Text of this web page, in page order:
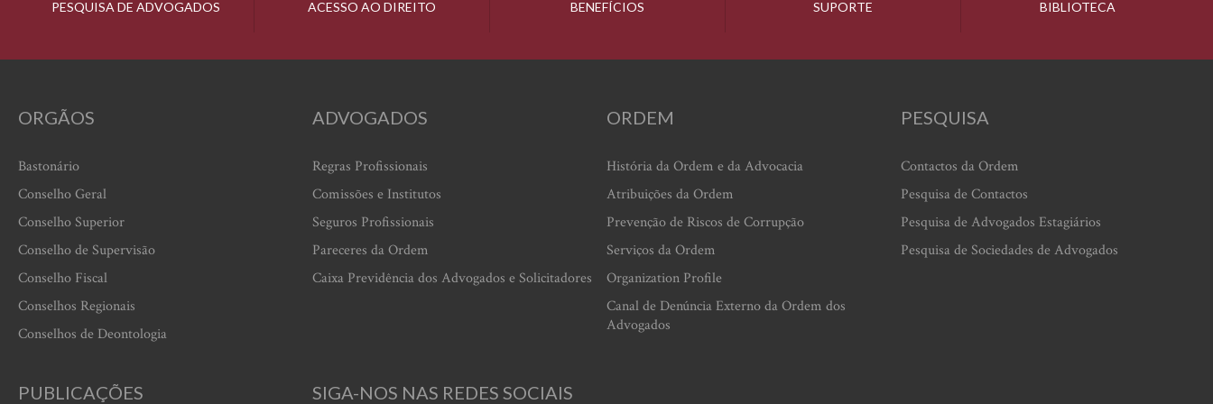
PESQUISA DE ADVOGADOS ACESSO AO DIREITO BENEFÍCIOS SUPORTE BIBLIOTECA
ORGÃOS
Bastonário
Conselho Geral
Conselho Superior
Conselho de Supervisão
Conselho Fiscal
Conselhos Regionais
Conselhos de Deontologia
ADVOGADOS
Regras Profissionais
Comissões e Institutos
Seguros Profissionais
Pareceres da Ordem
Caixa Previdência dos Advogados e Solicitadores
ORDEM
História da Ordem e da Advocacia
Atribuições da Ordem
Prevenção de Riscos de Corrupção
Serviços da Ordem
Organization Profile
Canal de Denúncia Externo da Ordem dos
Advogados
PESQUISA
Contactos da Ordem
Pesquisa de Contactos
Pesquisa de Advogados Estagiários
Pesquisa de Sociedades de Advogados
PUBLICAÇÕES SIGA-NOS NAS REDES SOCIAIS